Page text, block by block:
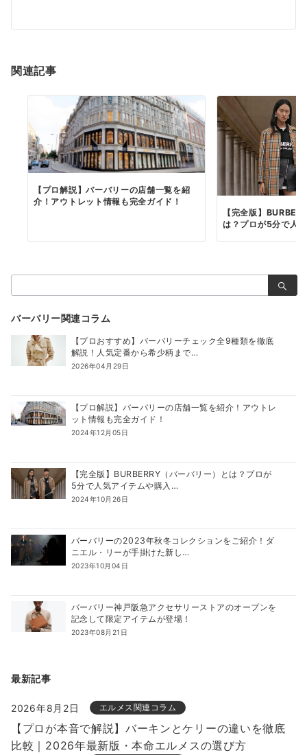
関連記事
【プロ解説】バーバリーの店舗一覧を紹
介！アウトレット情報も完全ガイド！
【完全版】
は？プロが5分で人
索：
バーバリー関連コラム
【プロおすすめ】バーバリーチェック全9種類を徹底
解説！人気定番から希少柄まで…
2026年04月29日
【プロ解説】バーバリーの店舗一覧を紹介！アウトレ
ット情報も完全ガイド！
2024年12月05日
【完全版】BURBERRY（バーバリー）とは？プロが
5分で人気アイテムや購入…
2024年10月26日
バーバリーの2023年秋冬コレクションをご紹介！ダ
ニエル・リーが手掛けた新し…
2023年10月04日
バーバリー神戸阪急アクセサリーストアのオープンを
記念して限定アイテムが登場！
2023年08月21日
最新記事
2026年8月2日 エルメス関連コラム
【プロが本音で解説】バーキンとケリーの違いを徹底
比較｜2026年最新版・本命エルメスの選び方